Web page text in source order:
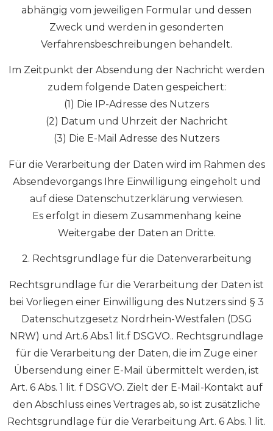
abhängig vom jeweiligen Formular und dessen
Zweck und werden in gesonderten
Verfahrensbeschreibungen behandelt.
Im Zeitpunkt der Absendung der Nachricht werden
zudem folgende Daten gespeichert:
(1) Die IP-Adresse des Nutzers
(2) Datum und Uhrzeit der Nachricht
(3) Die E-Mail Adresse des Nutzers
Für die Verarbeitung der Daten wird im Rahmen des
Absendevorgangs Ihre Einwilligung eingeholt und
auf diese Datenschutzerklärung verwiesen.
Es erfolgt in diesem Zusammenhang keine
Weitergabe der Daten an Dritte.
2. Rechtsgrundlage für die Datenverarbeitung
Rechtsgrundlage für die Verarbeitung der Daten ist
bei Vorliegen einer Einwilligung des Nutzers sind § 3
Datenschutzgesetz Nordrhein-Westfalen (DSG
NRW) und Art.6 Abs.1 lit.f DSGVO.. Rechtsgrundlage
für die Verarbeitung der Daten, die im Zuge einer
Übersendung einer E-Mail übermittelt werden, ist
Art. 6 Abs. 1 lit. f DSGVO. Zielt der E-Mail-Kontakt auf
den Abschluss eines Vertrages ab, so ist zusätzliche
Rechtsgrundlage für die Verarbeitung Art. 6 Abs. 1 lit.